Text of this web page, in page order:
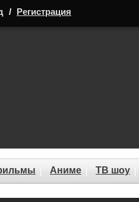
/ Регистрация
Аниме ТВ шоу